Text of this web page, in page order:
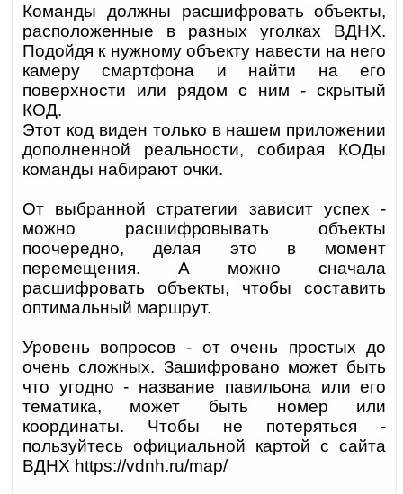
Команды должны расшифровать объекты,
расположенные в разных уголках ВДНХ.
Подойдя к нужному объекту навести на него
камеру смартфона и найти на его
поверхности или рядом с ним - скрытый
КОД.
Этот код виден только в нашем приложении
дополненной реальности, собирая КОДы
команды набирают очки.
От выбранной стратегии зависит успех -
можно расшифровывать объекты
поочередно, делая это в момент
перемещения. А можно сначала
расшифровать объекты, чтобы составить
оптимальный маршрут.
Уровень вопросов - от очень простых до
очень сложных. Зашифровано может быть
что угодно - название павильона или его
тематика, может быть номер или
координаты. Чтобы не потеряться -
пользуйтесь официальной картой с сайта
ВДНХ https://vdnh.ru/map/